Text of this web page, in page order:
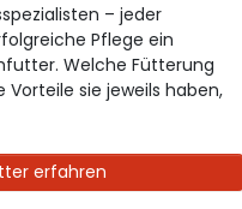
– jeder
Pflege ein
Welche Fütterung
sie jeweils haben,
erfahren